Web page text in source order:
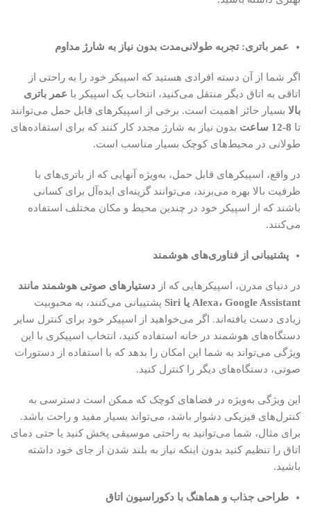
عمر باتری: تجربه طولانی‌مدت بدون نیاز به شارژ مداوم
اگر شما از آن دسته افرادی هستید که اسپیکر خود را به راحتی از
اتاقی به اتاق دیگر منتقل می‌کنید، انتخاب یک اسپیکر با عمر باتری
بالا بسیار حائز اهمیت است. برخی از اسپیکرهای قابل حمل می‌توانند
تا 8-12 ساعت
بدون نیاز به شارژ مجدد کار کنند که برای استفاده‌های
طولانی در محیط‌های کوچک بسیار مناسب است.
در واقع، اسپیکرهای قابل حمل، به‌ویژه آنهایی که از باتری‌های با
ظرفیت بالا بهره می‌برند، می‌توانند گزینه‌ای ایده‌آل برای کسانی
باشند که از اسپیکر خود در چندین محیط و مکان مختلف استفاده
می‌کنند.
پشتیبانی از فناوری‌های هوشمند
در دنیای مدرن، اسپیکرهایی که از دستیارهای صوتی هوشمند مانند
Alexa، Google Assistant یا Siri
پشتیبانی می‌کنند، به محبوبیت
زیادی دست یافته‌اند. اگر می‌خواهید از اسپیکر خود برای کنترل سایر
دستگاه‌های هوشمند در خانه استفاده کنید، انتخاب اسپیکری با این
ویژگی می‌تواند به شما این امکان را بدهد که با استفاده از دستورات
صوتی، دستگاه‌های دیگر را کنترل کنید.
این ویژگی به‌ویژه در فضاهای کوچک که ممکن است دسترسی به
کنترل‌های فیزیکی دشوار باشد، می‌تواند بسیار مفید و راحت باشد.
برای مثال، شما می‌توانید به راحتی موسیقی پخش کنید یا حتی دمای
اتاق را تنظیم کنید بدون اینکه نیاز به بلند شدن از جای خود داشته
باشید.
طراحی جذاب و هماهنگ با دکوراسیون اتاق